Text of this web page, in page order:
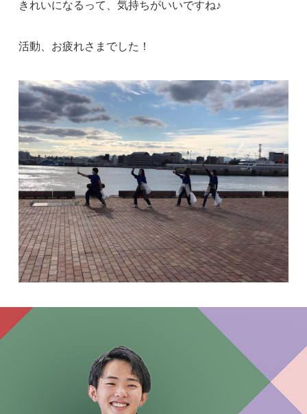
きれいになるって、気持ちがいいですね♪
活動、お疲れさまでした！